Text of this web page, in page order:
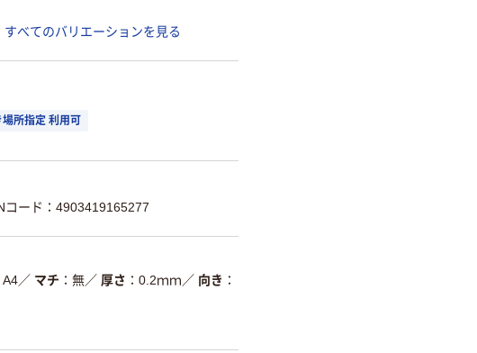
すべてのバリエーションを見る
場所指定 利用可
コード：4903419165277
A4／ マチ 無／ 厚さ 0.2ｍｍ ／ 向き